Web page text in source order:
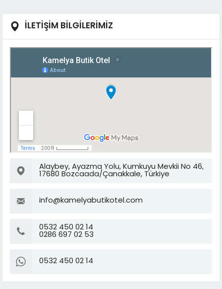
İLETİŞİM BİLGİLERİMİZ
Alaybey, Ayazma Yolu, Kumkuyu Mevkii No 46,
17680 Bozcaada/Çanakkale, Türkiye
info@kamelyabutikotel.com
0532 450 02 14
0286 697 02 53
0532 450 02 14